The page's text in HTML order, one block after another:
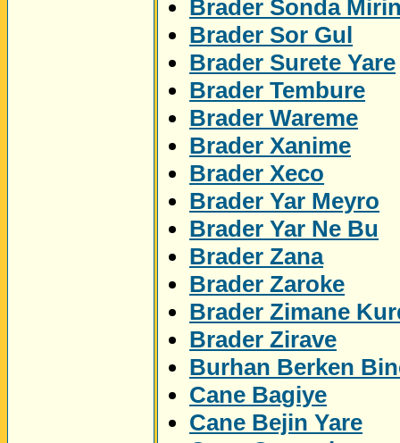
Brader Sonda
Brader Sor Gul
Brader Surete Yare
Brader Tembure
Brader Wareme
Brader Xanime
Brader Xeco
Brader Yar Meyro
Brader Yar Ne Bu
Brader Zana
Brader Zaroke
Brader Zimane
Brader Zirave
Burhan Berken
Cane Bagiye
Cane Bejin Yare